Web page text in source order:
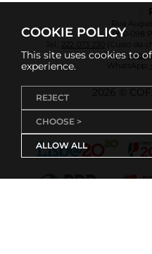
COOKIE POLICY
This site uses cookies to
experience.
REJECT
CHOOSE >
ALLOW ALL
Rua
4000-098
222 073 230
(Custo da
Email:
WhatsApp:
2026 ©